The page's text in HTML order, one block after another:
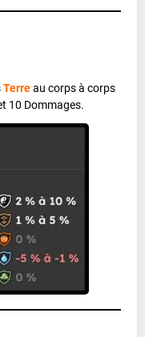
Terreau corps à corps
10 Dommages.